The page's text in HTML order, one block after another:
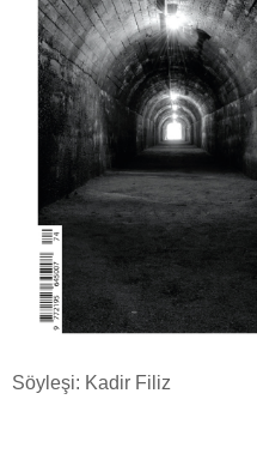
Söyleşi: Kadir Filiz